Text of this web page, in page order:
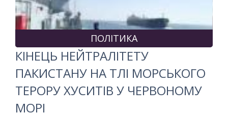
ПОЛІТИКА
КІНЕЦЬ НЕЙТРАЛІТЕТУ
ПАКИСТАНУ НА ТЛІ МОРСЬКОГО
ТЕРОРУ ХУСИТІВ У ЧЕРВОНОМУ
МОРІ